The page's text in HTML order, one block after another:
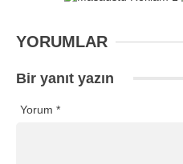
YORUMLAR
Bir yanıt yazın
Yorum *